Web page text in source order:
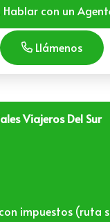
Hablar con un
Llámenos
Viajeros Del Sur
impuestos (ruta